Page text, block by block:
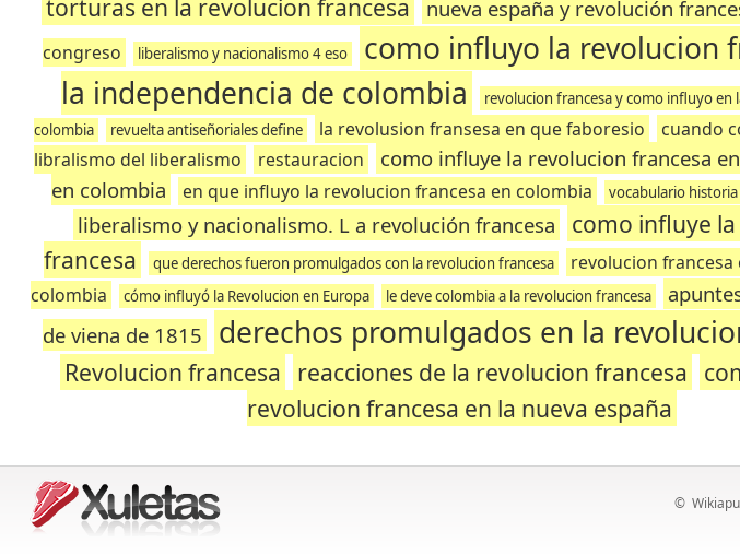
torturas en la revolucion francesa nueva españa y revolución
congreso
liberalismo y nacionalismo 4 eso
como influyo la revolucion
la independencia de colombia
revolucion francesa y como influyo en
colombia
revuelta antiseñoriales define la revolusion fransesa en que faboresio
cuando
libralismo del liberalismo
restauracion
como influye la revolucion francesa
en colombia
en que influyo la revolucion francesa en colombia vocabulario
liberalismo y nacionalismo. L a revolución francesa
como influye
francesa
que derechos fueron promulgados con la revolucion francesa
revolucion
colombia
cómo influyó la Revolucion en Europa le deve colombia a la revolucion francesa
de viena de 1815
derechos promulgados en la
Revolucion francesa reacciones de la revolucion francesa
revolucion francesa en la nueva españa
©